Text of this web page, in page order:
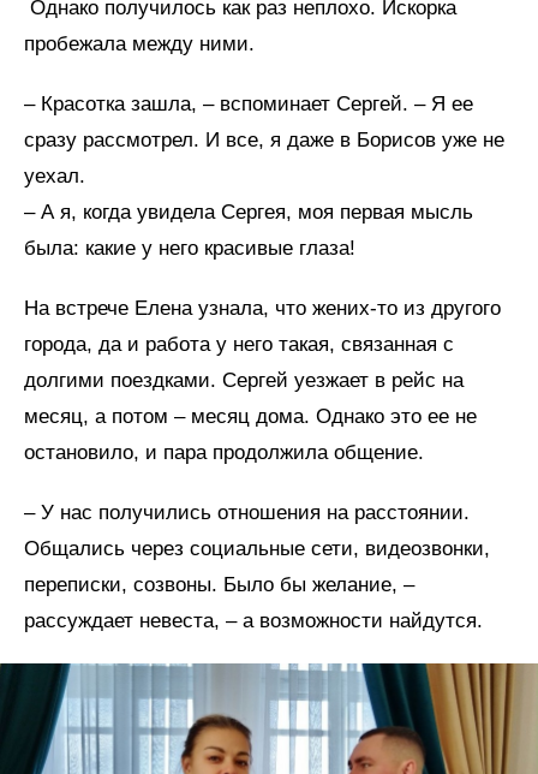
Однако получилось как раз неплохо. Искорка
пробежала между ними.
– Красотка зашла, – вспоминает Сергей. – Я ее
сразу рассмотрел. И все, я даже в Борисов уже не
уехал.
– А я, когда увидела Сергея, моя первая мысль
была: какие у него красивые глаза!
На встрече Елена узнала, что жених-то из другого
города, да и работа у него такая, связанная с
долгими поездками. Сергей уезжает в рейс на
месяц, а потом – месяц дома. Однако это ее не
остановило, и пара продолжила общение.
– У нас получились отношения на расстоянии.
Общались через социальные сети, видеозвонки,
переписки, созвоны. Было бы желание, –
рассуждает невеста, – а возможности найдутся.